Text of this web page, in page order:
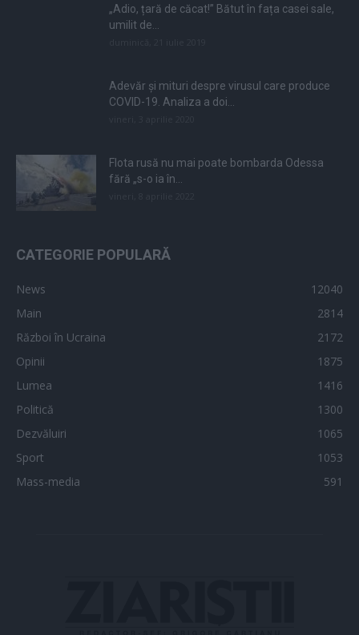
„Adio, țară de căcat!” Bătut în fața casei sale,
umilit de...
Adevăr și mituri despre virusul care produce
COVID-19. Analiza a doi...
Flota rusă nu mai poate bombarda Odessa
fără „s-o ia în...
CATEGORIE POPULARĂ
News
12040
Main
2814
Război în Ucraina
2172
Opinii
1875
Lumea
1416
Politică
1300
Dezvăluiri
1065
Sport
1053
Mass-media
591